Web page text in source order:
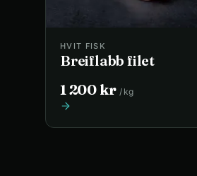
HVIT FISK
Breiflabb filet
1 200 kr / kg